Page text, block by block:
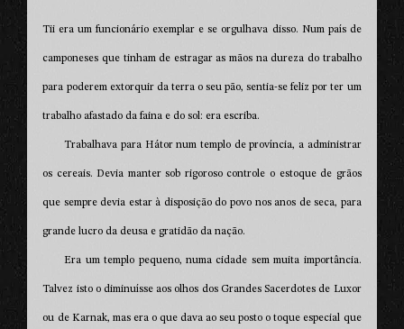
Tii era um funcionário exemplar e se orgulhava disso. Num país de
camponeses que tinham de estragar as mãos na dureza do trabalho
para poderem extorquir da terra o seu pão, sentia-se feliz por ter um
trabalho afastado da faina e do sol: era escriba.
Trabalhava para Hátor num templo de província, a administrar
os cereais. Devia manter sob rigoroso controle o estoque de grãos
que sempre devia estar à disposição do povo nos anos de seca, para
grande lucro da deusa e gratidão da nação.
Era um templo pequeno, numa cidade sem muita importância.
Talvez isto o diminuísse aos olhos dos Grandes Sacerdotes de Luxor
ou de Karnak, mas era o que dava ao seu posto o toque especial que